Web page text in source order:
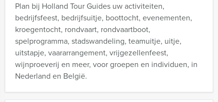
Plan bij Holland Tour Guides uw activiteiten,
bedrijfsfeest, bedrijfsuitje, boottocht, evenementen,
kroegentocht, rondvaart, rondvaartboot,
spelprogramma, stadswandeling, teamuitje, uitje,
uitstapje, vaararrangement, vrijgezellenfeest,
wijnproeverij en meer, voor groepen en individuen, in
Nederland en België.